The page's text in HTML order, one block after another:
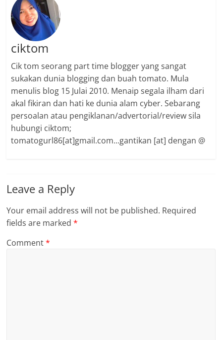
ciktom
Cik tom seorang part time blogger yang sangat
sukakan dunia blogging dan buah tomato. Mula
menulis blog 15 Julai 2010. Menaip segala ilham dari
akal fikiran dan hati ke dunia alam cyber. Sebarang
persoalan atau pengiklanan/advertorial/review sila
hubungi ciktom;
tomatogurl86[at]gmail.com...gantikan [at] dengan @
Leave a Reply
Your email address will not be published. Required
fields are marked*
Comment*